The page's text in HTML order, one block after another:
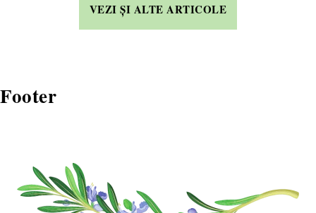
VEZI ȘI ALTE ARTICOLE
Footer